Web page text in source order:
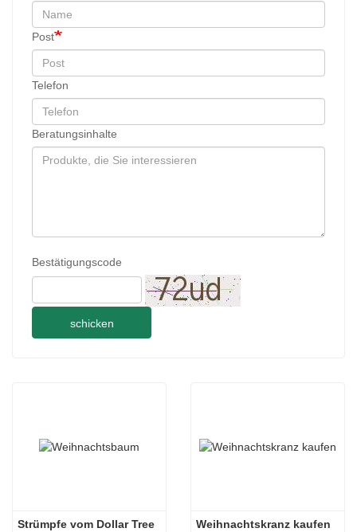
Post
Telefon
Beratungsinhalte
Bestätigungscode
schicken
Strümpfe vom Dollar Tree Weihnachtskranz kaufen